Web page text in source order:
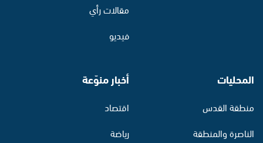
مقالات رأي
فيديو
المحليات
منطقة القدس
الناصرة والمنطقة
أخبار منوّعة
اقتصاد
رياضة